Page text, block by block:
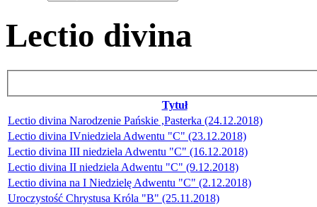
Lectio divina
Tytuł
Lectio divina Narodzenie Pańskie ,Pasterka (24.12.2018)
Lectio divina IVniedziela Adwentu "C" (23.12.2018)
Lectio divina III niedziela Adwentu "C" (16.12.2018)
Lectio divina II niedziela Adwentu "C" (9.12.2018)
Lectio divina na I Niedzielę Adwentu "C" (2.12.2018)
Uroczystość Chrystusa Króla "B" (25.11.2018)